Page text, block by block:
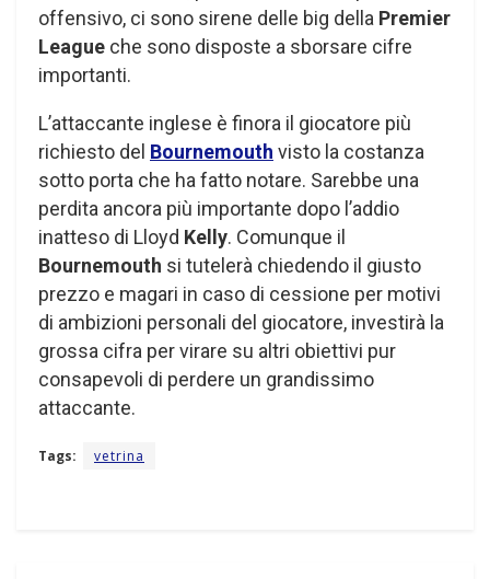
offensivo, ci sono sirene delle big della Premier
League che sono disposte a sborsare cifre
importanti.
L’attaccante inglese è finora il giocatore più
richiesto del Bournemouth visto la costanza
sotto porta che ha fatto notare. Sarebbe una
perdita ancora più importante dopo l’addio
inatteso di Lloyd Kelly. Comunque il
Bournemouth si tutelerà chiedendo il giusto
prezzo e magari in caso di cessione per motivi
di ambizioni personali del giocatore, investirà la
grossa cifra per virare su altri obiettivi pur
consapevoli di perdere un grandissimo
attaccante.
Tags: vetrina